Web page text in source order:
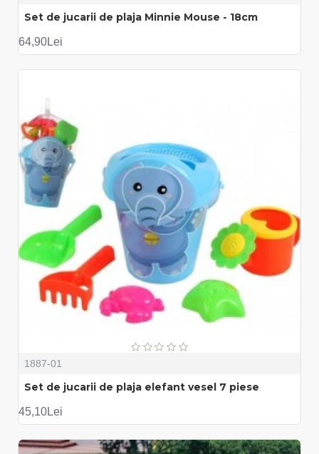
Set de jucarii de plaja Minnie Mouse - 18cm
64,90Lei
1887-01
Set de jucarii de plaja elefant vesel 7 piese
45,10Lei